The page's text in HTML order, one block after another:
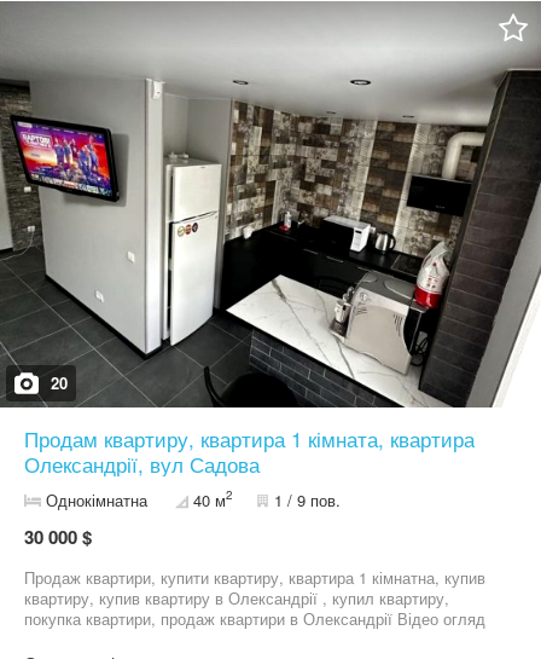
20
Продам квартиру, квартира 1 кімната, квартира
Олександрії, вул Садова
Однокімнатна 40 м2 1 / 9 пов.
30 000 $
Продаж квартири, купити квартиру, квартира 1 кімнатна, купив
квартиру, купив квартиру в Олександрії , купил квартиру,
покупка квартири, продаж квартири в Олександрії Відео огляд